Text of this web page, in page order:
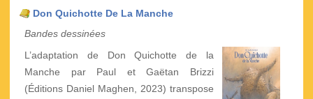
Don Quichotte De La Manche
Bandes dessinées
L’adaptation de Don Quichotte de la
Manche par Paul et Gaëtan Brizzi
(Éditions Daniel Maghen, 2023) transpose